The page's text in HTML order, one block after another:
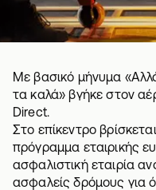
Με βασικό μήνυμα
τα καλά» βγήκε στον
Direct.
Στο επίκεντρο
πρόγραμμα εταιρικής
ασφαλιστική εταιρία
ασφαλείς δρόμους για